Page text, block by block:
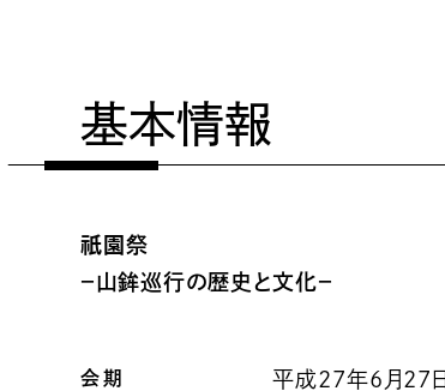
基本情報
祇園祭
－山鉾巡行の歴史と文化－
会期
平成27年6月27日